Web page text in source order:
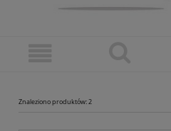
Znaleziono produktów: 2